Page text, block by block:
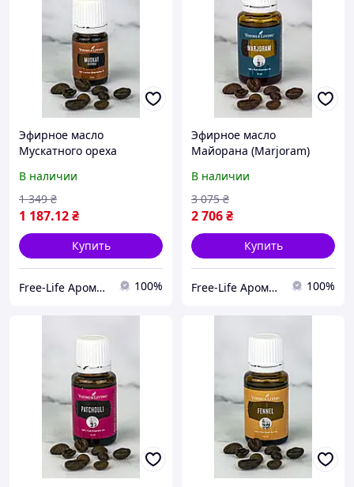
Эфирное масло
Мускатного ореха
5мл
В наличии
1 187.12₴
1 349 ₴
Купить
Free-Life Ароматерапия | Натуральные эфирные масла | 100%
Эфирное масло
Майорана (Marjoram)
В наличии
2 706₴
3 075 ₴
Купить
Free-Life Ароматерапия | Натуральные эфирные масла | 100%